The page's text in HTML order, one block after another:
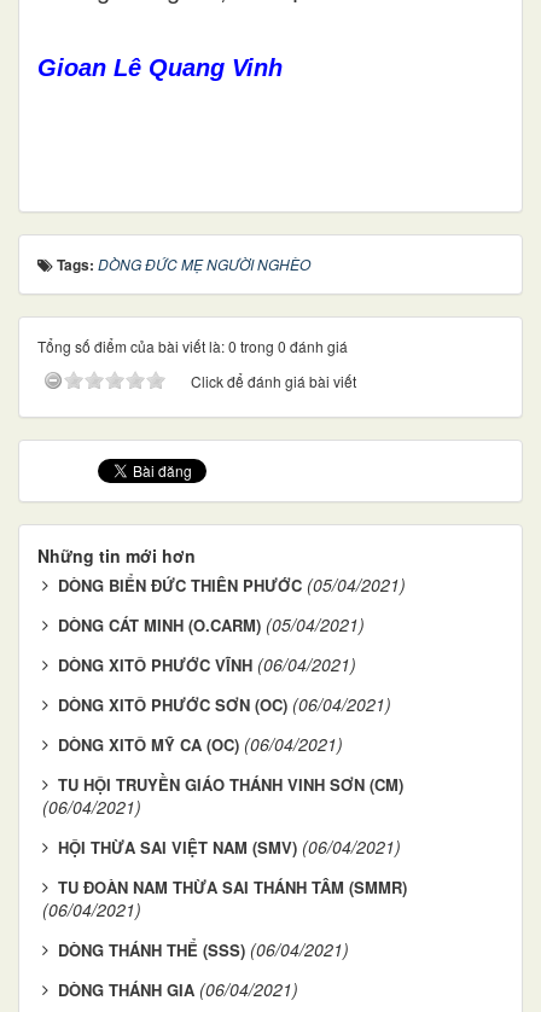
Gioan Lê Quang Vinh
Tags: DÒNG ĐỨC MẸ NGƯỜI NGHÈO
Tổng số điểm của bài viết là: 0 trong 0 đánh giá
Click để đánh giá bài viết
Những tin mới hơn
DÒNG BIỂN ĐỨC THIÊN PHƯỚC (05/04/2021)
DÒNG CÁT MINH (O.CARM) (05/04/2021)
DÒNG XITÔ PHƯỚC VĨNH (06/04/2021)
DÒNG XITÔ PHƯỚC SƠN (OC) (06/04/2021)
DÒNG XITÔ MỸ CA (OC) (06/04/2021)
TU HỘI TRUYỀN GIÁO THÁNH VINH SƠN (CM)
(06/04/2021)
HỘI THỪA SAI VIỆT NAM (SMV) (06/04/2021)
TU ĐOÀN NAM THỪA SAI THÁNH TÂM (SMMR)
(06/04/2021)
DÒNG THÁNH THỂ (SSS) (06/04/2021)
DÒNG THÁNH GIA (06/04/2021)